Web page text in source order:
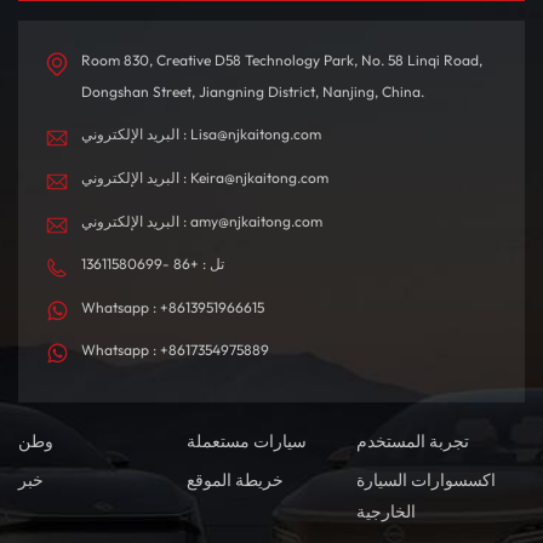
Room 830, Creative D58 Technology Park, No. 58 Linqi Road,
Dongshan Street, Jiangning District, Nanjing, China.
البريد الإلكتروني : Lisa@njkaitong.com
البريد الإلكتروني : Keira@njkaitong.com
البريد الإلكتروني : amy@njkaitong.com
تل : +86 -13611580699
Whatsapp : +8613951966615
Whatsapp : +8617354975889
وطن سيارات مستعملة
تجربة المستخدم
خبر
خريطة الموقع
اكسسوارات السيارة
الخارجية